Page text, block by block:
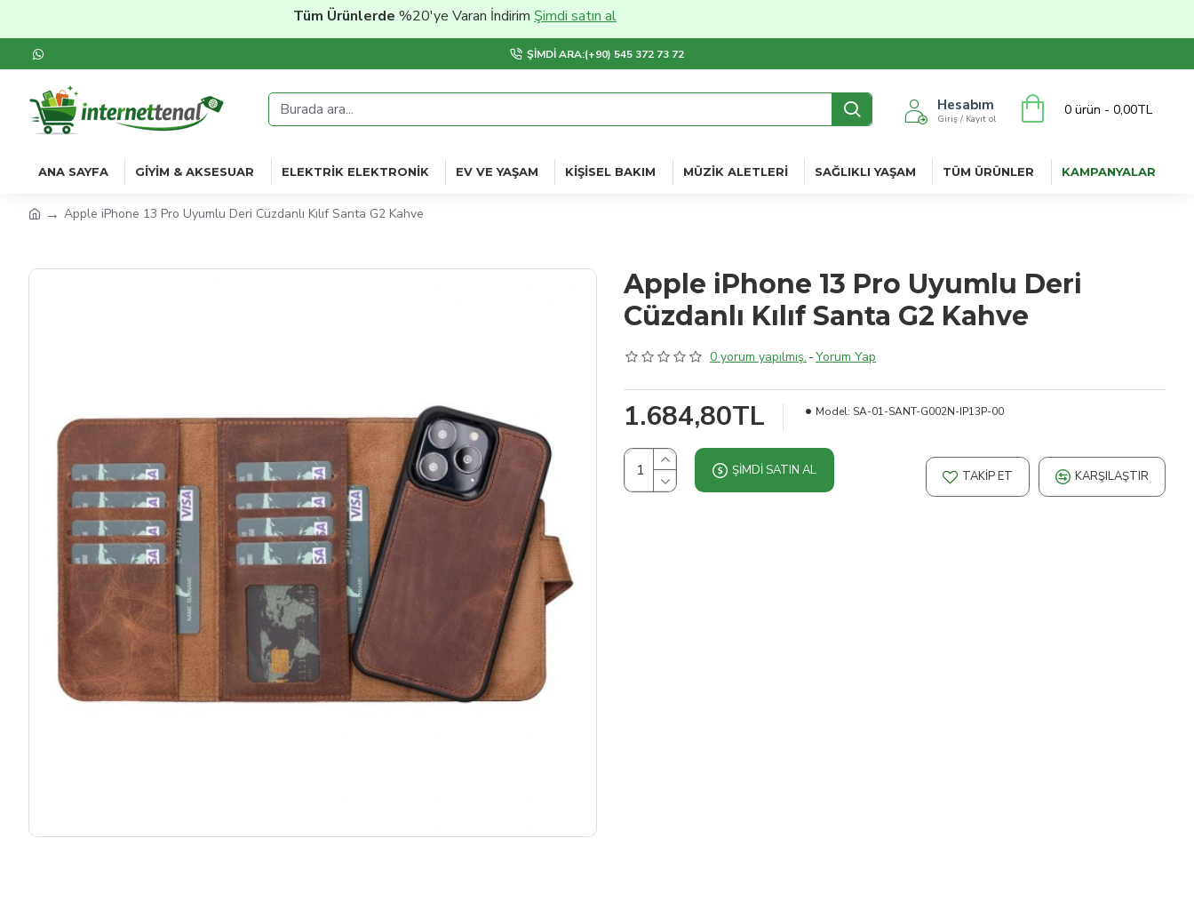
Tüm Ürünlerde%20'ye Varan İndirim Şimdi satın al
ŞIMDI ARA:(+90) 545 372 73 72
Hesabım
Giriş / Kayıt ol
0 ürün - 0,00TL
ANA SAYFA GIYIM & AKSESUAR ELEKTRIK ELEKTRONIK EV VE YAŞAM KIŞISEL BAKIM MÜZIK ALETLERI SAĞLIKLI YAŞAM TÜM ÜRÜNLER KAMPANYALAR
Apple iPhone 13 Pro Uyumlu Deri Cüzdanlı Kılıf Santa G2 Kahve
Apple iPhone 13 Pro Uyumlu Deri
Cüzdanlı Kılıf Santa G2 Kahve
0 yorum yapılmış. -Yorum Yap
1.684,80TL Model: SA-01-SANT-G002N-IP13P-00
ŞIMDI SATIN AL TAKIP ET KARŞILAŞTIR